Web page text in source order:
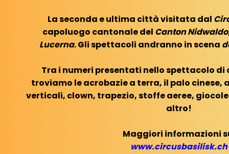
La seconda e ultima città visitata dal
capoluogo cantonale del Canton Nidwaldo
Lucerna. Gli spettacoli andranno in scena
Tra i numeri presentati nello spettacolo di
troviamo le acrobazie a terra, il palo cinese,
verticali, clown, trapezio, stoffe aeree,
altro!
Maggiori informazioni
www.circusbasilisk.ch